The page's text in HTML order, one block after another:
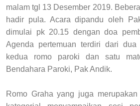
malam tgl 13 Desember 2019.
hadir pula. Acara dipandu oleh
dimulai pk 20.15 dengan doa
Agenda pertemuan terdiri dari
kedua romo paroki dan satu
Bendahara Paroki, Pak Andik.
Romo Graha yang juga